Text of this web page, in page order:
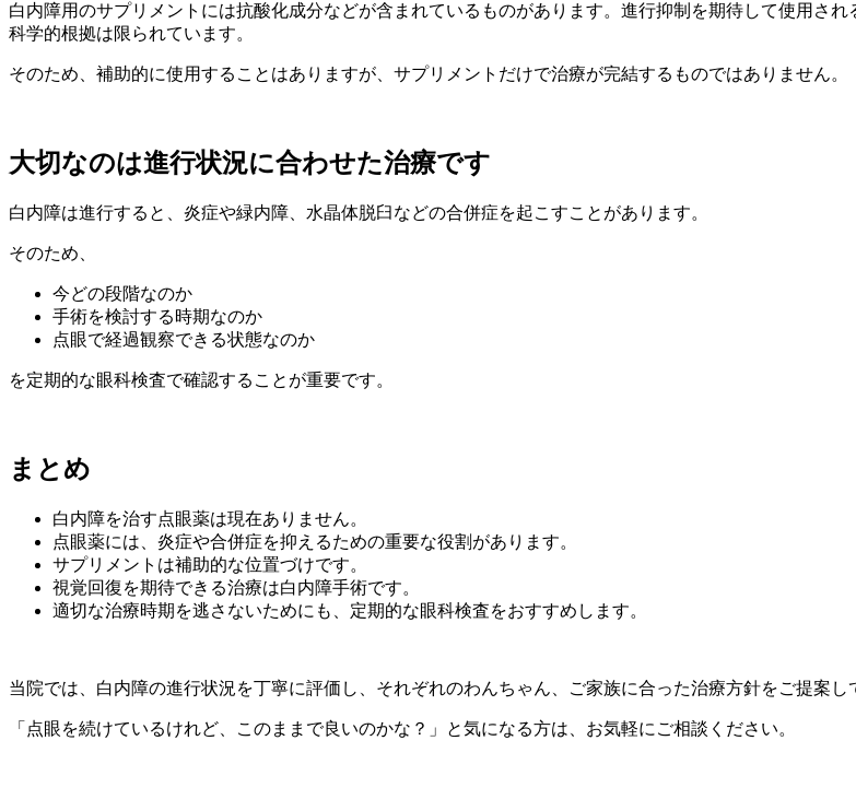
白内障用のサプリメントには抗酸化成分などが含まれているものがあります。進行抑制を期待して使用さ
科学的根拠は限られています。
そのため、補助的に使用することはありますが、サプリメントだけで治療が完結するものではありません。
大切なのは進行状況に合わせた治療です
白内障は進行すると、炎症や緑内障、水晶体脱臼などの合併症を起こすことがあります。
そのため、
今どの段階なのか
手術を検討する時期なのか
点眼で経過観察できる状態なのか
を定期的な眼科検査で確認することが重要です。
まとめ
白内障を治す点眼薬は現在ありません。
点眼薬には、炎症や合併症を抑えるための重要な役割があります。
サプリメントは補助的な位置づけです。
視覚回復を期待できる治療は白内障手術です。
適切な治療時期を逃さないためにも、定期的な眼科検査をおすすめします。
当院では、白内障の進行状況を丁寧に評価し、それぞれのわんちゃん、ご家族に合った治療方針をご提案し
「点眼を続けているけれど、このままで良いのかな？」と気になる方は、お気軽にご相談ください。